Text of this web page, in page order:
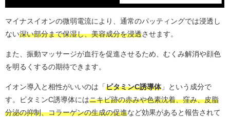
マイナスイオンの微弱電流により、通常のパッティングでは浸透し
ない深い部分まで保湿し、美容成分を浸透させます。
また、振動マッサージが血行を促進させるため、むくみ解消や顔色
を明るくするの期待できます。
イオン導入と相性がいいのは「 ビタミンC誘導体」という成分で
す。ビタミンC誘導体にはニキビ跡の赤みや色素沈着、窪み、皮脂
分泌の抑制、コラーゲンの生成の促進など効果があると報告されて